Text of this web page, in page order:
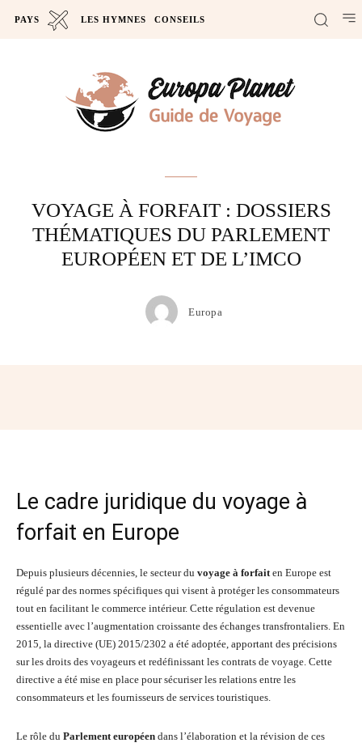
PAYS LES HYMNES CONSEILS
VOYAGE À FORFAIT : DOSSIERS
THÉMATIQUES DU PARLEMENT
EUROPÉEN ET DE L’IMCO
Europa
Le cadre juridique du voyage à
forfait en Europe
Depuis plusieurs décennies, le secteur du voyage à forfaiten Europe est
régulé par des normes spécifiques qui visent à protéger les consommateurs
tout en facilitant le commerce intérieur. Cette régulation est devenue
essentielle avec l’augmentation croissante des échanges transfrontaliers. En
2015, la directive (UE) 2015/2302 a été adoptée, apportant des précisions
sur les droits des voyageurs et redéfinissant les contrats de voyage. Cette
directive a été mise en place pour sécuriser les relations entre les
consommateurs et les fournisseurs de services touristiques.
Le rôle du Parlement européen dans l’élaboration et la révision de ces